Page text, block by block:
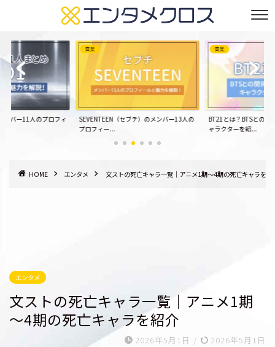
ンバー11人のプロフィ
音楽
SEVENTEEN（セブチ）のメンバー13人の
プロフィー...
音楽
BT21とは？BTSとの関
ャラクターを紹...
HOME エンタメ 文ストの死亡キャラ一覧｜アニメ1期～4期の死亡キャラを紹
エンタメ
文ストの死亡キャラ一覧｜アニメ1期
～4期の死亡キャラを紹介
2026年5月1日 / 2026年5月1日